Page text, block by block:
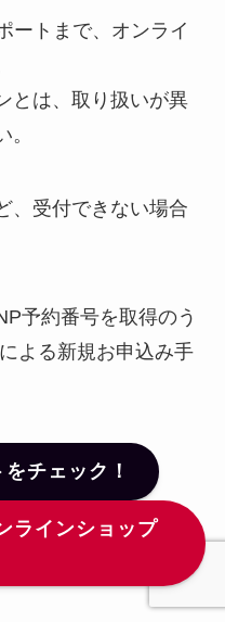
ートまで、オンライ
とは、取り扱いが異
、受付できない場合
予約番号を取得のう
よる新規お申込み⼿
チェック！
ラインショップ